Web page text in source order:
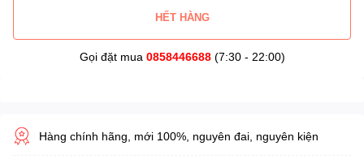
HẾT HÀNG
Gọi đặt mua 0858446688(7:30 - 22:00)
Hàng chính hãng, mới 100%, nguyên đai, nguyên kiện